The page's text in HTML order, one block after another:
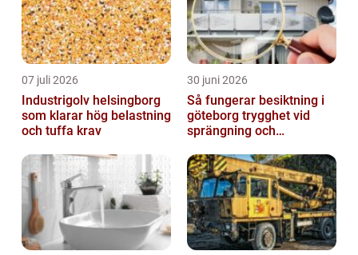
07 juli 2026
Industrigolv helsingborg
som klarar hög belastning
och tuffa krav
30 juni 2026
Så fungerar besiktning i
göteborg trygghet vid
sprängning och